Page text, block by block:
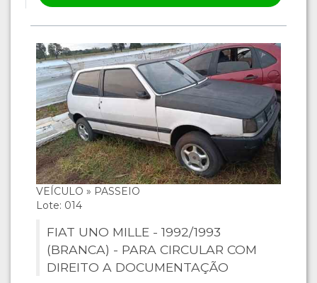
VEÍCULO » PASSEIO
Lote: 014
FIAT UNO MILLE - 1992/1993
(BRANCA) - PARA CIRCULAR COM
DIREITO A DOCUMENTAÇÃO